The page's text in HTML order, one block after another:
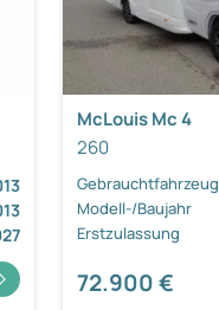
McLouis Mc 4
260
Gebrauchtfahrzeug
Modell-/Baujahr
Erstzulassung
72.900 €